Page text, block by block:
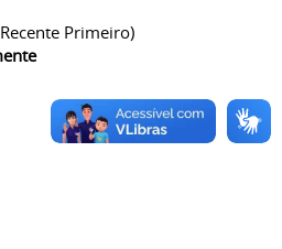
Primeiro)